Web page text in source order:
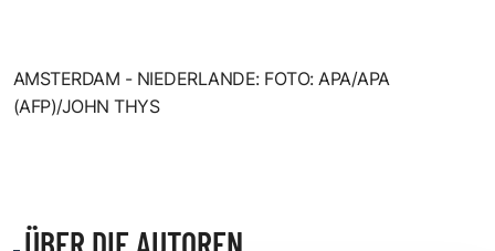
AMSTERDAM - NIEDERLANDE: FOTO: APA/APA
(AFP)/JOHN THYS
ÜBER DIE AUTOREN